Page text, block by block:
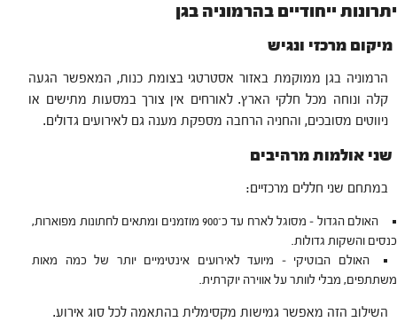
יתרונות ייחודיים בהרמוניה בגן
מיקום מרכזי ונגיש
הרמוניה בגן ממוקמת באזור אסטרטגי בצומת כנות, המאפשר הגעה
קלה ונוחה מכל חלקי הארץ. לאורחים אין צורך במסעות מתישים או
ניווטים מסובכים, והחניה הרחבה מספקת מענה גם לאירועים גדולים.
שני אולמות מרהיבים
במתחם שני חללים מרכזיים:
האולם הגדול – מסוגל לארח עד כ־900 מוזמנים ומתאים לחתונות מפוארות,
כנסים והשקות גדולות.
האולם הבוטיקי – מיועד לאירועים אינטימיים יותר של כמה מאות
משתתפים, מבלי לוותר על אווירה יוקרתית.
השילוב הזה מאפשר גמישות מקסימלית בהתאמה לכל סוג אירוע.